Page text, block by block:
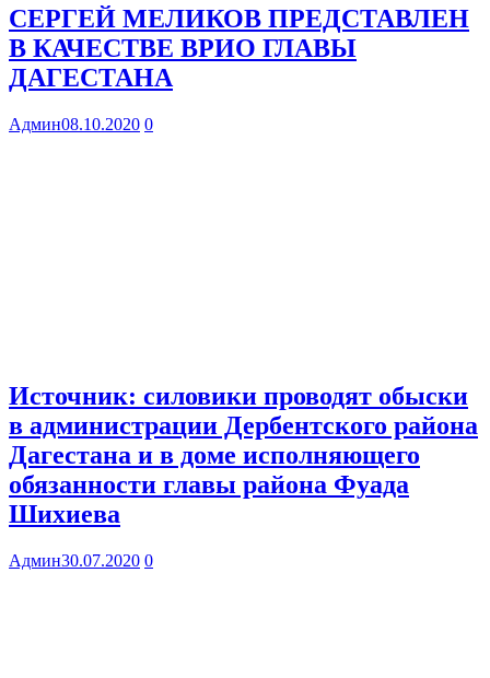
СЕРГЕЙ МЕЛИКОВ ПРЕДСТАВЛЕН
В КАЧЕСТВЕ ВРИО ГЛАВЫ
ДАГЕСТАНА
Админ08.10.2020 0
Источник: силовики проводят обыски
в администрации Дербентского района
Дагестана и в доме исполняющего
обязанности главы района Фуада
Шихиева
Админ30.07.2020 0